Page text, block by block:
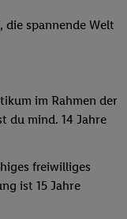
spannende Welt
im Rahmen der
du mind. 14 Jahre
freiwilliges
ist 15 Jahre